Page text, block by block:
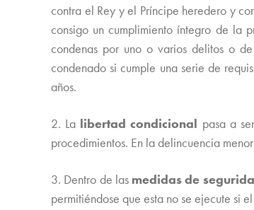
contra el Rey y el Príncipe heredero y
consigo un cumplimiento íntegro de la
condenas por uno o varios delitos o
condenado si cumple una serie de
años.
2. La libertad condicional pasa a
procedimientos. En la delincuencia
3. Dentro de las medidas de
permitiéndose que esta no se ejecute si